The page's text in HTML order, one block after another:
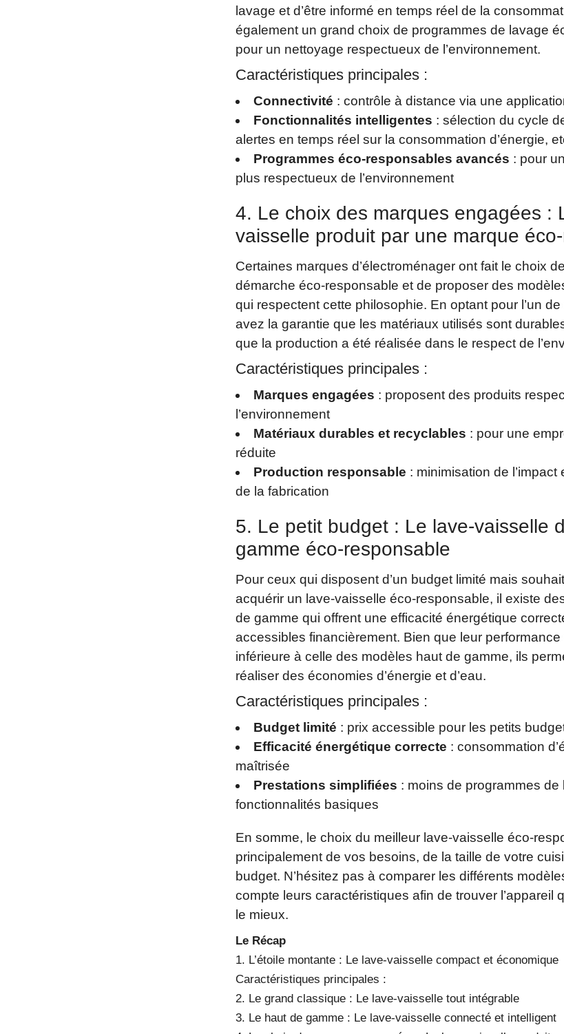
lavage et d’être informé en temps réel de la
également un grand choix de programmes de lavage
pour un nettoyage respectueux de l’environnement.
Caractéristiques principales :
Connectivité : contrôle à distance via une
Fonctionnalités intelligentes : sélection du cycle
alertes en temps réel sur la consommation d’énergie,
Programmes éco-responsables avancés : pour
plus respectueux de l’environnement
4. Le choix des marques engagées :
vaisselle produit par une marque
Certaines marques d’électroménager ont fait le choix
démarche éco-responsable et de proposer des
qui respectent cette philosophie. En optant pour l’un
avez la garantie que les matériaux utilisés sont
que la production a été réalisée dans le respect de
Caractéristiques principales :
Marques engagées : proposent des produits
l’environnement
Matériaux durables et recyclables : pour une
réduite
Production responsable : minimisation de
de la fabrication
5. Le petit budget : Le lave-vaisselle
gamme éco-responsable
Pour ceux qui disposent d’un budget limité mais
acquérir un lave-vaisselle éco-responsable, il existe
de gamme qui offrent une efficacité énergétique
accessibles financièrement. Bien que leur
inférieure à celle des modèles haut de gamme, ils
réaliser des économies d’énergie et d’eau.
Caractéristiques principales :
Budget limité : prix accessible pour les petits
Efficacité énergétique correcte : consommation
maîtrisée
Prestations simplifiées : moins de programmes de
fonctionnalités basiques
En somme, le choix du meilleur lave-vaisselle éco-
principalement de vos besoins, de la taille de votre
budget. N’hésitez pas à comparer les différents
compte leurs caractéristiques afin de trouver l’appareil
le mieux.
Le Récap
1. L’étoile montante : Le lave-vaisselle compact et économique
Caractéristiques principales :
2. Le grand classique : Le lave-vaisselle tout intégrable
3. Le haut de gamme : Le lave-vaisselle connecté et intelligent